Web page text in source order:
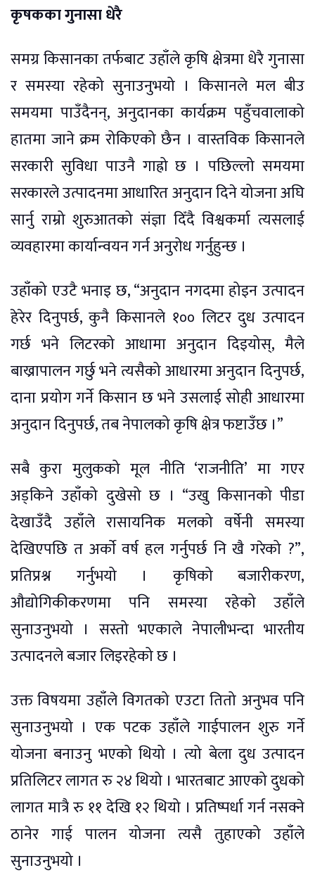
कृषकका गुनासा धेरै
समग्र किसानका तर्फबाट उहाँले कृषि क्षेत्रमा धेरै गुनासा
र समस्या रहेको सुनाउनुभयो । किसानले मल बीउ
समयमा पाउँदैनन्, अनुदानका कार्यक्रम पहुँचवालाको
हातमा जाने क्रम रोकिएको छैन । वास्तविक किसानले
सरकारी सुविधा पाउनै गाह्रो छ । पछिल्लो समयमा
सरकारले उत्पादनमा आधारित अनुदान दिने योजना अघि
सार्नु राम्रो शुरुआतको संज्ञा दिँदै विश्वकर्मा त्यसलाई
व्यवहारमा कार्यान्वयन गर्न अनुरोध गर्नुहुन्छ ।
उहाँको एउटै भनाइ छ, “अनुदान नगदमा होइन उत्पादन
हेरेर दिनुपर्छ, कुनै किसानले १०० लिटर दुध उत्पादन
गर्छ भने लिटरको आधामा अनुदान दिइयोस्, मैले
बाख्रापालन गर्छु भने त्यसैको आधारमा अनुदान दिनुपर्छ,
दाना प्रयोग गर्ने किसान छ भने उसलाई सोही आधारमा
अनुदान दिनुपर्छ, तब नेपालको कृषि क्षेत्र फष्टाउँछ ।”
सबै कुरा मुलुकको मूल नीति ‘राजनीति’ मा गएर
अड्किने उहाँको दुखेसो छ । “उखु किसानको पीडा
देखाउँदै उहाँले रासायनिक मलको वर्षेनी समस्या
देखिएपछि त अर्काे वर्ष हल गर्नुपर्छ नि खै गरेको ?”,
प्रतिप्रश्न गर्नुभयो । कृषिको बजारीकरण,
औद्योगिकीकरणमा पनि समस्या रहेको उहाँले
सुनाउनुभयो । सस्तो भएकाले नेपालीभन्दा भारतीय
उत्पादनले बजार लिइरहेको छ ।
उक्त विषयमा उहाँले विगतको एउटा तितो अनुभव पनि
सुनाउनुभयो । एक पटक उहाँले गाईपालन शुरु गर्ने
योजना बनाउनु भएको थियो । त्यो बेला दुध उत्पादन
प्रतिलिटर लागत रु २४ थियो । भारतबाट आएको दुधको
लागत मात्रै रु ११ देखि १२ थियो । प्रतिष्पर्धा गर्न नसक्ने
ठानेर गाई पालन योजना त्यसै तुहाएको उहाँले
सुनाउनुभयो ।